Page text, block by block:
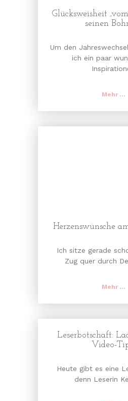
Glücksweisheit
seinen
Um den
ich ein paar
Mehr ...
Herzenswünsche
Ich sitze gerade
Zug quer durch
Mehr ...
Leserbotschaft:
Video-
Heute gibt es eine
denn Leserin